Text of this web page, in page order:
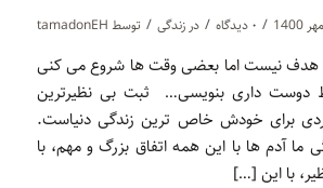
/ ۰ دیدگاه‌ / درزندگی / توسط tamadonEH
هدف نیست اما بعضی وقت ها شروع می کنی
دوست داری بنویسی… ثبت بی نظیرترین
برای خودش خاص ترین زندگی دنیاست.
آدم ها با این همه اتفاق بزرگ و مهم، با
با این […]